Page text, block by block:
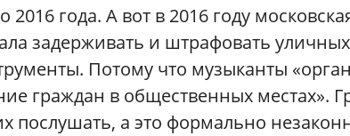
года. А вот в 2016 году
задерживать и штрафовать
Потому что музыканты
граждан в общественных местах».
послушать, а это формально